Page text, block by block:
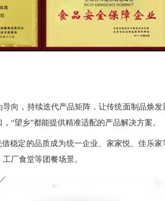
向，持续迭代产品矩阵，让传统面制品焕发
“望乡”都能提供精准适配的产品解决方案。
稳定的品质成为统一企业、家家悦、佳乐家
厂食堂等团餐场景。